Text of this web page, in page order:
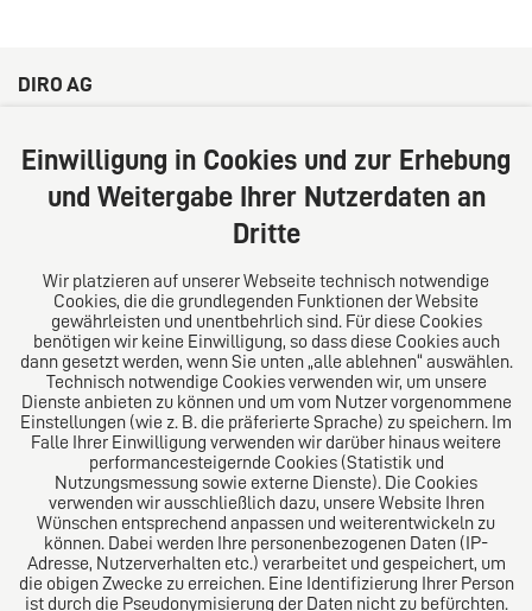
DIRO AG
20354 Hamburg
Deutschland
Tel: +49 (0) 40 41352231
Über uns
Das Kanzlei-Vertrauensnetzwerk. Aus Europa für die
Welt. Für den erfolgreichen Mittelstand.
Folgen Sie uns auf
Das europäische Kanzlei-Netzwerk
Einwilligung in Cookies und zur Erhebung
und Weitergabe Ihrer Nutzerdaten an
Dritte
Wir platzieren auf unserer Webseite technisch notwendige
Cookies, die die grundlegenden Funktionen der Website
gewährleisten und unentbehrlich sind. Für diese Cookies
benötigen wir keine Einwilligung, so dass diese Cookies auch
dann gesetzt werden, wenn Sie unten „alle ablehnen“ auswählen.
Technisch notwendige Cookies verwenden wir, um unsere
Dienste anbieten zu können und um vom Nutzer vorgenommene
Einstellungen (wie z. B. die präferierte Sprache) zu speichern. Im
Falle Ihrer Einwilligung verwenden wir darüber hinaus weitere
performancesteigernde Cookies (Statistik und
Nutzungsmessung sowie externe Dienste). Die Cookies
verwenden wir ausschließlich dazu, unsere Website Ihren
Wünschen entsprechend anpassen und weiterentwickeln zu
können. Dabei werden Ihre personenbezogenen Daten (IP-
Adresse, Nutzerverhalten etc.) verarbeitet und gespeichert, um
die obigen Zwecke zu erreichen. Eine Identifizierung Ihrer Person
ist durch die Pseudonymisierung der Daten nicht zu befürchten.